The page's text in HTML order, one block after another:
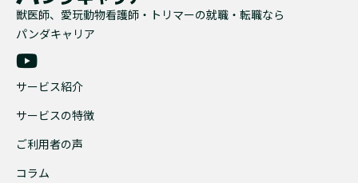
獣医師、愛玩動物看護師・トリマーの就職・転職なら
パンダキャリア
サービス紹介
サービスの特徴
ご利用者の声
コラム